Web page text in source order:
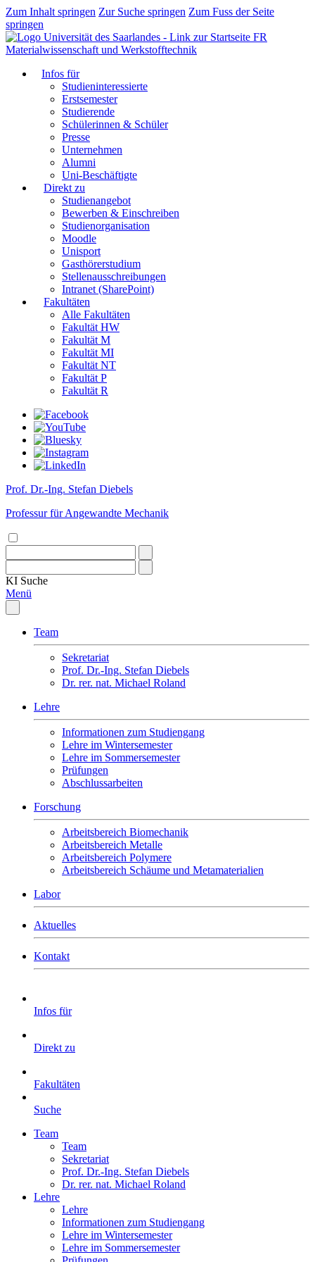
Zum Inhalt springen Zur Suche springen Zum Fuss der Seite
springen
FR
Materialwissenschaft und Werkstofftechnik
Infos für
Studieninteressierte
Erstsemester
Studierende
Schülerinnen & Schüler
Presse
Unternehmen
Alumni
Uni-Beschäftigte
Direkt zu
Studienangebot
Bewerben & Einschreiben
Studienorganisation
Moodle
Unisport
Gasthörerstudium
Stellenausschreibungen
Intranet (SharePoint)
Fakultäten
Alle Fakultäten
Fakultät HW
Fakultät M
Fakultät MI
Fakultät NT
Fakultät P
Fakultät R
Prof. Dr.-Ing. Stefan Diebels
Professur für Angewandte Mechanik
KI Suche
Menü
Team
Sekretariat
Prof. Dr.-Ing. Stefan Diebels
Dr. rer. nat. Michael Roland
Lehre
Informationen zum Studiengang
Lehre im Wintersemester
Lehre im Sommersemester
Prüfungen
Abschlussarbeiten
Forschung
Arbeitsbereich Biomechanik
Arbeitsbereich Metalle
Arbeitsbereich Polymere
Arbeitsbereich Schäume und Metamaterialien
Labor
Aktuelles
Kontakt
Infos für
Direkt zu
Fakultäten
Suche
Team
Team
Sekretariat
Prof. Dr.-Ing. Stefan Diebels
Dr. rer. nat. Michael Roland
Lehre
Lehre
Informationen zum Studiengang
Lehre im Wintersemester
Lehre im Sommersemester